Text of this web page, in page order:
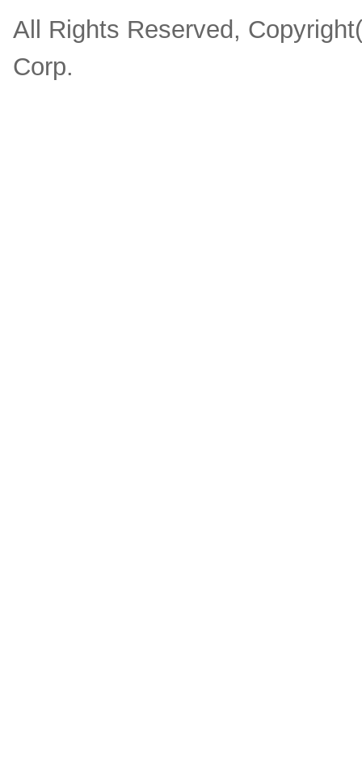
All Rights Reserved,
Corp.